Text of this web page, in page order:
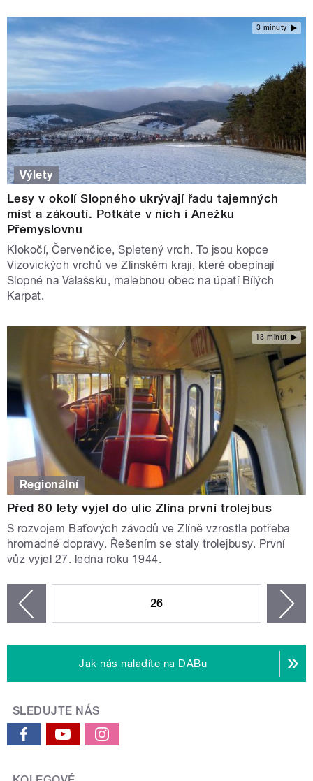
3 minuty
Výlety
Lesy v okolí Slopného ukrývají řadu tajemných
míst a zákoutí. Potkáte v nich i Anežku
Přemyslovnu
Klokočí, Červenčice, Spletený vrch. To jsou kopce
Vizovických vrchů ve Zlínském kraji, které obepínají
Slopné na Valašsku, malebnou obec na úpatí Bílých
Karpat.
13 minut
Regionální
Před 80 lety vyjel do ulic Zlína první trolejbus
S rozvojem Baťových závodů ve Zlíně vzrostla potřeba
hromadné dopravy. Řešením se staly trolejbusy. První
vůz vyjel 27. ledna roku 1944.
26
Jak nás naladíte na DABu
SLEDUJTE NÁS